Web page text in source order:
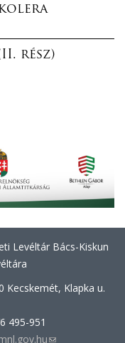
kolera
rész)
Levéltár Bács-Kiskun
Kecskemét, Klapka u.
495-951
(link